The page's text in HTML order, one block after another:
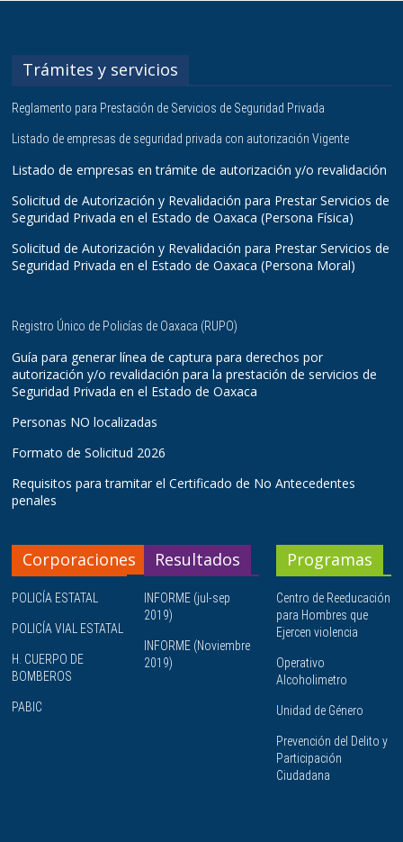
Trámites y servicios
Reglamento para Prestación de Servicios de Seguridad Privada
Listado de empresas de seguridad privada con autorización Vigente
Listado de empresas en trámite de autorización y/o revalidación
Solicitud de Autorización y Revalidación para Prestar Servicios de
Seguridad Privada en el Estado de Oaxaca (Persona Física)
Solicitud de Autorización y Revalidación para Prestar Servicios de
Seguridad Privada en el Estado de Oaxaca (Persona Moral)
Registro Único de Policías de Oaxaca (RUPO)
Guía para generar línea de captura para derechos por
autorización y/o revalidación para la prestación de servicios de
Seguridad Privada en el Estado de Oaxaca
Personas NO localizadas
Formato de Solicitud 2026
Requisitos para tramitar el Certificado de No Antecedentes
penales
Corporaciones
POLICÍA ESTATAL
POLICÍA VIAL ESTATAL
H. CUERPO DE
BOMBEROS
PABIC
Resultados
INFORME (jul-sep
2019)
INFORME (Noviembre
2019)
Programas
Centro de Reeducación
para Hombres que
Ejercen violencia
Operativo
Alcoholimetro
Unidad de Género
Prevención del Delito y
Participación
Ciudadana